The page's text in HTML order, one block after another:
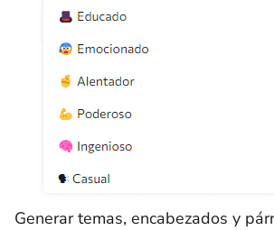
Generar temas, encabezados y